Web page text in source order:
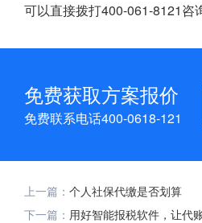
可以直接拨打400-061-8121咨
免费获取方案报价
免费联系电话400-0618-121
上一篇： 个人社保代缴是否划算
下一篇： 用好智能报税软件，让代